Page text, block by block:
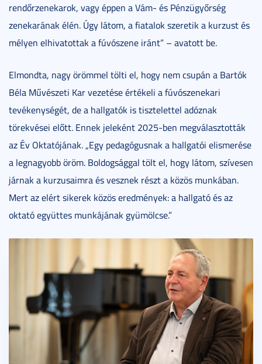
rendőrzenekarok, vagy éppen a Vám- és Pénzügyőrség
zenekarának élén. Úgy látom, a fiatalok szeretik a kurzust és
mélyen elhivatottak a fúvószene iránt” – avatott be.
Elmondta, nagy örömmel tölti el, hogy nem csupán a Bartók
Béla Művészeti Kar vezetése értékeli a fúvószenekari
tevékenységét, de a hallgatók is tisztelettel adóznak
törekvései előtt. Ennek jeleként 2025-ben megválasztották
az Év Oktatójának. „Egy pedagógusnak a hallgatói elismerése
a legnagyobb öröm. Boldogsággal tölt el, hogy látom, szívesen
járnak a kurzusaimra és vesznek részt a közös munkában.
Mert az elért sikerek közös eredmények: a hallgató és az
oktató együttes munkájának gyümölcse.”